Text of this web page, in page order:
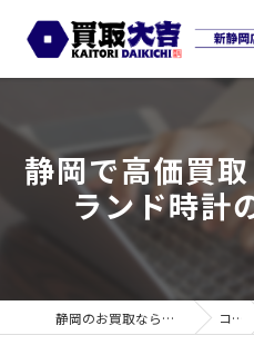
静岡で高価買
ランド時計
静岡のお買取なら買取大吉 新静岡店 コラム